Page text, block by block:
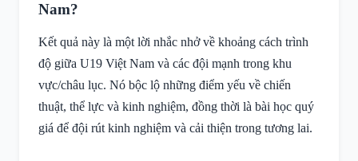
Nam?
Kết quả này là một lời nhắc nhở về khoảng cách trình
độ giữa U19 Việt Nam và các đội mạnh trong khu
vực/châu lục. Nó bộc lộ những điểm yếu về chiến
thuật, thể lực và kinh nghiệm, đồng thời là bài học quý
giá để đội rút kinh nghiệm và cải thiện trong tương lai.